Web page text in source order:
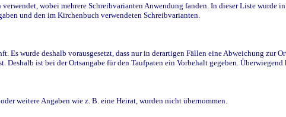
wobei mehrere Schreibvarianten Anwendung fanden. In dieser Liste wurde
und den im Kirchenbuch verwendeten Schreibvarianten.
Es wurde deshalb vorausgesetzt, dass nur in derartigen Fällen eine Abweichung zur
ist bei der Ortsangabe für den Taufpaten ein Vorbehalt gegeben.
weitere Angaben wie z. B. eine Heirat, wurden nicht übernommen.